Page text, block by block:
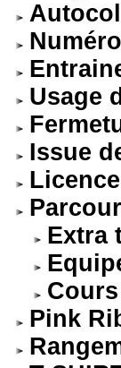
Usage
Issue
Extra
Pink